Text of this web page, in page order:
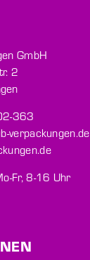
GmbH
2
363
verpackungen.de
Fr, 8-16 Uhr